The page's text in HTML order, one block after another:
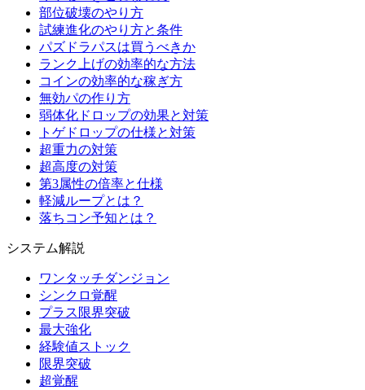
部位破壊のやり方
試練進化のやり方と条件
パズドラパスは買うべきか
ランク上げの効率的な方法
コインの効率的な稼ぎ方
無効パの作り方
弱体化ドロップの効果と対策
トゲドロップの仕様と対策
超重力の対策
超高度の対策
第3属性の倍率と仕様
軽減ループとは？
落ちコン予知とは？
システム解説
ワンタッチダンジョン
シンクロ覚醒
プラス限界突破
最大強化
経験値ストック
限界突破
超覚醒